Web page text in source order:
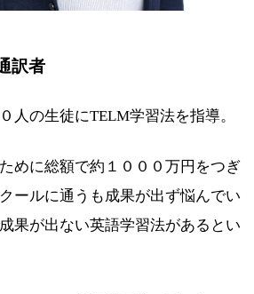
訳者
人の生徒にTELM学習法を指導。
めに総額で約１０００万円をつぎ
ールに通うも成果が出ず悩んでい
果が出ない英語学習法があるとい